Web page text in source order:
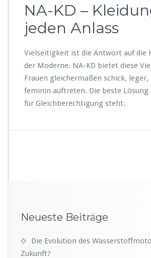
NA-KD –
jeden Anlass
Vielseitigkeit ist die Antwort auf die
der Moderne. NA-KD bietet diese
Frauen gleichermaßen schick,
feminin auftreten. Die beste Lösung
für Gleichberechtigung steht.
Neueste Beiträge
Die Evolution des
Zukunft?